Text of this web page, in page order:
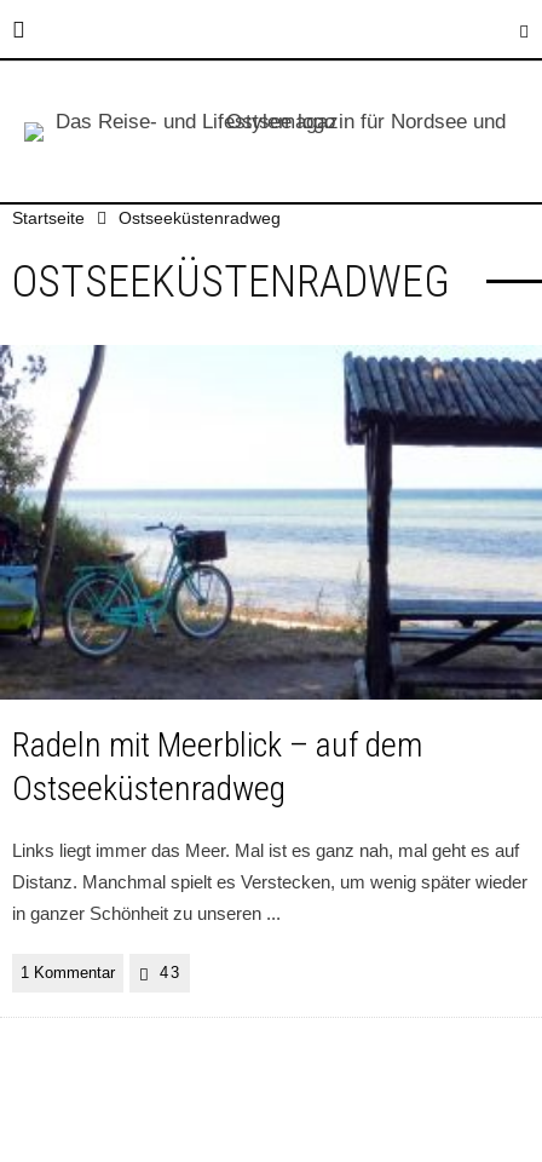
Startseite Ostseeküstenradweg
OSTSEEKÜSTENRADWEG
Radeln mit Meerblick – auf dem
Ostseeküstenradweg
Links liegt immer das Meer. Mal ist es ganz nah, mal geht es auf
Distanz. Manchmal spielt es Verstecken, um wenig später wieder
in ganzer Schönheit zu unseren ...
1 Kommentar 43